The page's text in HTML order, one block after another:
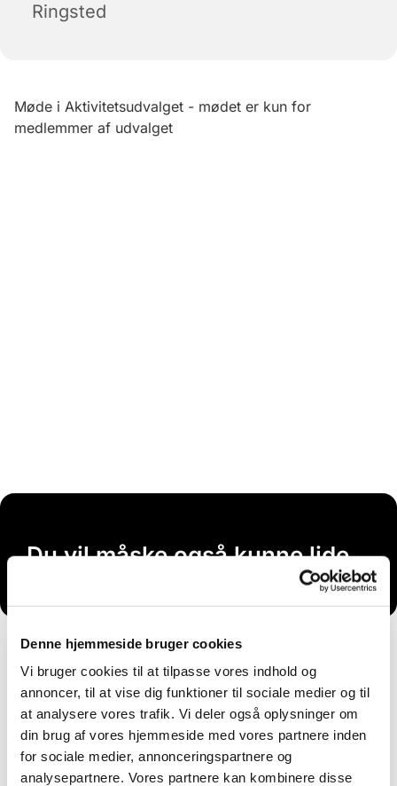
Denne hjemmeside bruger cookies
Vi bruger cookies til at tilpasse vores indhold og
annoncer, til at vise dig funktioner til sociale medier og til
at analysere vores trafik. Vi deler også oplysninger om
din brug af vores hjemmeside med vores partnere inden
for sociale medier, annonceringspartnere og
analysepartnere. Vores partnere kan kombinere disse
Ringsted
Møde i Aktivitetsudvalget - mødet er kun for
medlemmer af udvalget
Du vil måske også kunne lide...